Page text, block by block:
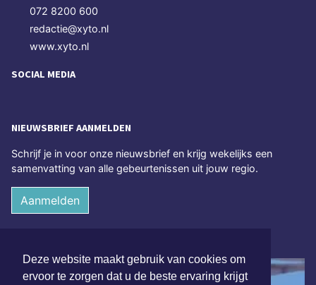
Deze website maakt gebruik van cookies om
ervoor te zorgen dat u de beste ervaring krijgt
072 8200 600
redactie@xyto.nl
www.xyto.nl
SOCIAL MEDIA
NIEUWSBRIEF AANMELDEN
Schrijf je in voor onze nieuwsbrief en krijg wekelijks een
samenvatting van alle gebeurtenissen uit jouw regio.
Aanmelden